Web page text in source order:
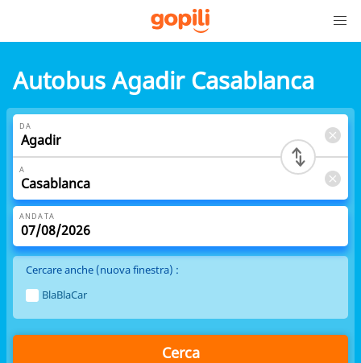
Autobus Agadir Casablanca
DA
A
ANDATA
Cercare anche (nuova finestra) :
BlaBlaCar
Cerca